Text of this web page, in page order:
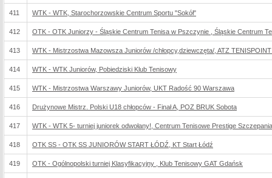
411 WTK - WTK, Starochorzowskie Centrum Sportu "Sokół"
412 OTK - OTK Juniorzy - Śląskie Centrum Tenisa w Pszczynie , Śląskie Centrum
413 WTK - Mistrzostwa Mazowsza Juniorów /chłopcy,dziewczęta/, ATZ
414 WTK - WTK Juniorów, Pobiedziski Klub Tenisowy
415 WTK - Mistrzostwa Warszawy Juniorów, UKT Radość 90 Warszawa
416 Drużynowe Mistrz. Polski U18 chłopców - Finał A, POZ BRUK Sobota
417 WTK - WTK 5- turniej juniorek odwołany!, Centrum Tenisowe Prestige
418 OTK SS - OTK SS JUNIORÓW START ŁÓDŹ, KT Start Łódź
419 OTK - Ogólnopolski turniej Klasyfikacyjny , Klub Tenisowy GAT Gdańsk